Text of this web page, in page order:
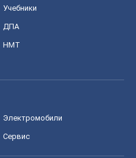
Учебники
ДПА
НМТ
Электромобили
Сервис